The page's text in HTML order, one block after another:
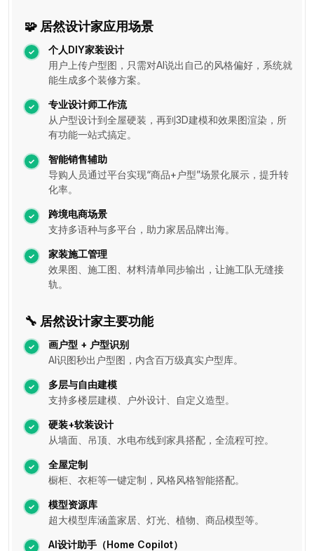
🧩 居然设计家应用场景
个人DIY家装设计
用户上传户型图，只需对AI说出自己的风格偏好，系统就
能生成多个装修方案。
专业设计师工作流
从户型设计到全屋硬装，再到3D建模和效果图渲染，所
有功能一站式搞定。
智能销售辅助
导购人员通过平台实现“商品+户型”场景化展示，提升转
化率。
跨境电商场景
支持多语种与多平台，助力家居品牌出海。
家装施工管理
效果图、施工图、材料清单同步输出，让施工队无缝接
轨。
🔧 居然设计家主要功能
画户型 + 户型识别
AI识图秒出户型图，内含百万级真实户型库。
多层与自由建模
支持多楼层建模、户外设计、自定义造型。
硬装+软装设计
从墙面、吊顶、水电布线到家具搭配，全流程可控。
全屋定制
橱柜、衣柜等一键定制，风格风格智能搭配。
模型资源库
超大模型库涵盖家居、灯光、植物、商品模型等。
AI设计助手（Home Copilot）